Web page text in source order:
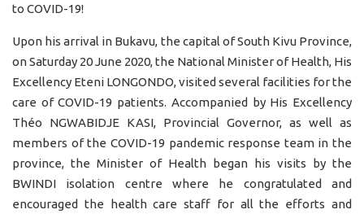
to COVID-19!
Upon his arrival in Bukavu, the capital of South Kivu Province,
on Saturday 20 June 2020, the National Minister of Health, His
Excellency Eteni LONGONDO, visited several facilities for the
care of COVID-19 patients. Accompanied by His Excellency
Théo NGWABIDJE KASI, Provincial Governor, as well as
members of the COVID-19 pandemic response team in the
province, the Minister of Health began his visits by the
BWINDI isolation centre where he congratulated and
encouraged the health care staff for all the efforts and